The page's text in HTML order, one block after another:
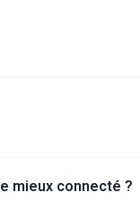
leur caractère
infrastructure de
recharge d'un
mieux connecté ?